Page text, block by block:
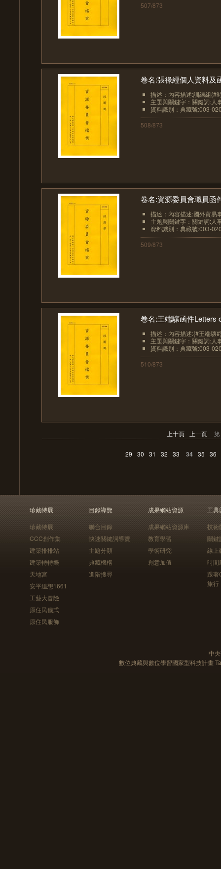
507/873
卷名:張祿經個人資料及
描述：內容描述:訓練組{#
主題與關鍵字：關鍵詞:人
資料識別：典藏號:003-
508/873
卷名:資源委員會職員函
描述：內容描述:國外貿易
主題與關鍵字：關鍵詞:人
資料識別：典藏號:003-
509/873
卷名:王端驤函件Letters
描述：內容描述:{#王端驤
主題與關鍵字：關鍵詞:人
資料識別：典藏號:003-
510/873
上十頁 上一頁
29 30 31 32 33 34 35 36
珍藏特展
珍藏特展
CCC創作集
建築排排站
建築轉轉樂
天地宮
安平追想1661
工藝大冒險
原住民儀式
原住民服飾
目錄導覽
聯合目錄
快速關鍵詞導覽
主題分類
典藏機構
進階搜尋
成果網站資源
成果網站資源庫
教育學習
學術研究
創意加值
工具
技術
關鍵
線上
時間
跟
旅行
中
數位典藏與數位學習國家型科技計畫